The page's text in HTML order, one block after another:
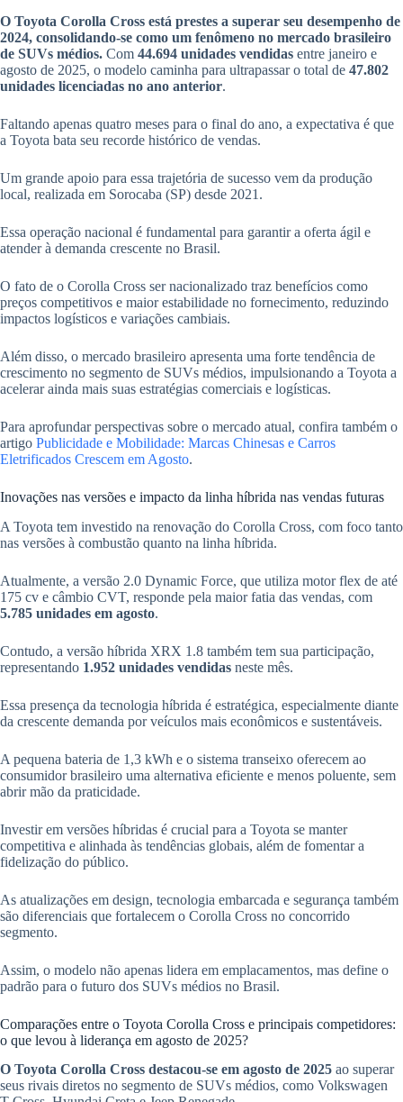
O Toyota Corolla Cross está prestes a superar seu desempenho de
2024, consolidando-se como um fenômeno no mercado brasileiro
de SUVs médios. Com 44.694 unidades vendidas entre janeiro e
agosto de 2025, o modelo caminha para ultrapassar o total de 47.802
unidades licenciadas no ano anterior.
Faltando apenas quatro meses para o final do ano, a expectativa é que
a Toyota bata seu recorde histórico de vendas.
Um grande apoio para essa trajetória de sucesso vem da produção
local, realizada em Sorocaba (SP) desde 2021.
Essa operação nacional é fundamental para garantir a oferta ágil e
atender à demanda crescente no Brasil.
O fato de o Corolla Cross ser nacionalizado traz benefícios como
preços competitivos e maior estabilidade no fornecimento, reduzindo
impactos logísticos e variações cambiais.
Além disso, o mercado brasileiro apresenta uma forte tendência de
crescimento no segmento de SUVs médios, impulsionando a Toyota a
acelerar ainda mais suas estratégias comerciais e logísticas.
Para aprofundar perspectivas sobre o mercado atual, confira também o
artigo Publicidade e Mobilidade: Marcas Chinesas e Carros
Eletrificados Crescem em Agosto.
Inovações nas versões e impacto da linha híbrida nas vendas futuras
A Toyota tem investido na renovação do Corolla Cross, com foco tanto
nas versões à combustão quanto na linha híbrida.
Atualmente, a versão 2.0 Dynamic Force, que utiliza motor flex de até
175 cv e câmbio CVT, responde pela maior fatia das vendas, com
5.785 unidades em agosto.
Contudo, a versão híbrida XRX 1.8 também tem sua participação,
representando 1.952 unidades vendidas neste mês.
Essa presença da tecnologia híbrida é estratégica, especialmente diante
da crescente demanda por veículos mais econômicos e sustentáveis.
A pequena bateria de 1,3 kWh e o sistema transeixo oferecem ao
consumidor brasileiro uma alternativa eficiente e menos poluente, sem
abrir mão da praticidade.
Investir em versões híbridas é crucial para a Toyota se manter
competitiva e alinhada às tendências globais, além de fomentar a
fidelização do público.
As atualizações em design, tecnologia embarcada e segurança também
são diferenciais que fortalecem o Corolla Cross no concorrido
segmento.
Assim, o modelo não apenas lidera em emplacamentos, mas define o
padrão para o futuro dos SUVs médios no Brasil.
Comparações entre o Toyota Corolla Cross e principais competidores:
o que levou à liderança em agosto de 2025?
O Toyota Corolla Cross destacou-se em agosto de 2025 ao superar
seus rivais diretos no segmento de SUVs médios, como Volkswagen